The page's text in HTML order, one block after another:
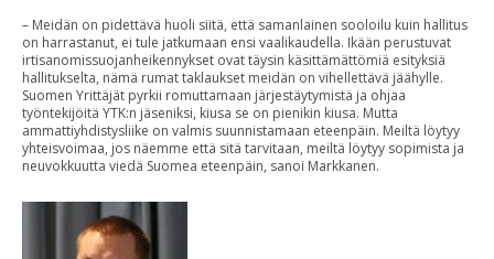
– Meidän on pidettävä huoli siitä, että samanlainen sooloilu kuin hallitus
on harrastanut, ei tule jatkumaan ensi vaalikaudella. Ikään perustuvat
irtisanomissuojanheikennykset ovat täysin käsittämättömiä esityksiä
hallitukselta, nämä rumat taklaukset meidän on vihellettävä jäähylle.
Suomen Yrittäjät pyrkii romuttamaan järjestäytymistä ja ohjaa
työntekijöitä YTK:n jäseniksi, kiusa se on pienikin kiusa. Mutta
ammattiyhdistysliike on valmis suunnistamaan eteenpäin. Meiltä löytyy
yhteisvoimaa, jos näemme että sitä tarvitaan, meiltä löytyy sopimista ja
neuvokkuutta viedä Suomea eteenpäin, sanoi Markkanen.